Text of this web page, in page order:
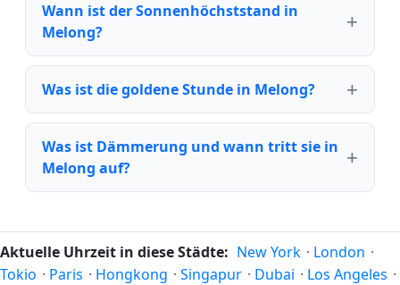
Wann ist der Sonnenhöchststand in
Melong?
Was ist die goldene Stunde in Melong?
Was ist Dämmerung und wann tritt sie in
Melong auf?
Aktuelle Uhrzeit in diese Städte: New York · London ·
Tokio · Paris · Hongkong · Singapur · Dubai · Los Angeles ·